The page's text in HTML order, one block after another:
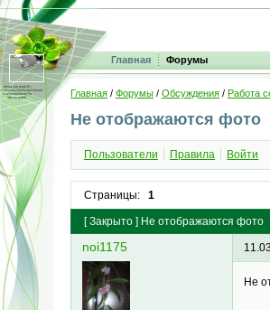
Главная Форумы
Главная / Форумы / Обсуждения / Работа
Не отображаются фото
Пользователи Правила Войти
Страницы: 1
[Закрыто] Не отображаются фото
noi1175
Не